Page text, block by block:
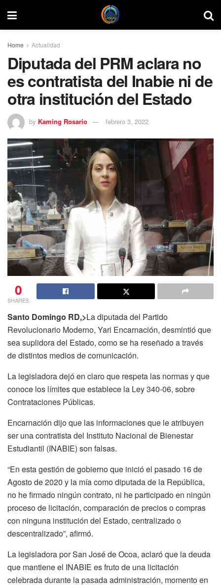
Home Actualidad
Diputada del PRM aclara no
es contratista del Inabie ni de
otra institución del Estado
by Kaming Rosario febrero 3, 2022
0
SHARES
Santo Domingo RD,>La diputada del Partido
Revolucionario Moderno, Yari Encarnación, desmintió que
sea suplidora del Estado, como se ha reseñado a través
de distintos medios de comunicación.
La legisladora dejó en claro que respeta las normas y que
conoce los límites que establece la Ley 340-06, sobre
Contrataciones Públicas.
Encarnación dijo que las informaciones que le atribuyen
ser una contratista del Instituto Nacional de Bienestar
Estudiantil (INABIE) son falsas.
“En esta gestión de gobierno que inició el pasado 16 de
Agosto de 2020 y la mía como diputada de la República,
no he firmado ningún contrato, ni he participado en ningún
proceso de licitación, comparación de precios o compras
con ninguna institución del Estado, centralizado o
descentralizado”, afirmó.
La legisladora por San José de Ocoa, aclaró que la deuda
que mantiene el INABIE es fruto de una licitación
celebrada durante la pasada administración, momento en